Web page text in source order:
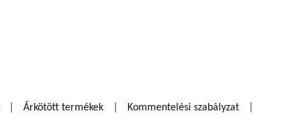
Árkötött termékek Kommentelési szabályzat